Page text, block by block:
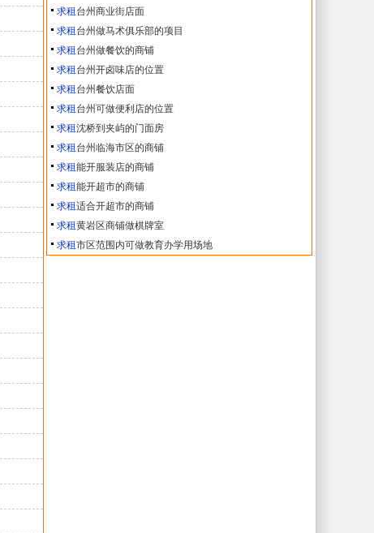
求租 台州商业街店面
求租 台州做马术俱乐部的项目
求租 台州做餐饮的商铺
求租 台州开卤味店的位置
求租 台州餐饮店面
求租 台州可做便利店的位置
求租沈桥到夹屿的门面房
求租 台州临海市区的商铺
求租能开服装店的商铺
求租能开超市的商铺
求租适合开超市的商铺
求租黄岩区商铺做棋牌室
求租市区范围内可做教育办学用场地